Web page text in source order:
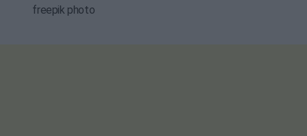
freepik photo